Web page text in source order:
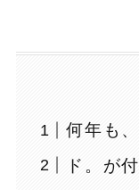
何年も
ド。が